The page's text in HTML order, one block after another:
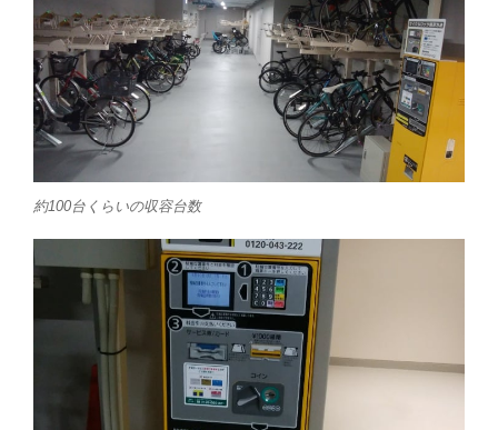
約100台くらいの収容台数